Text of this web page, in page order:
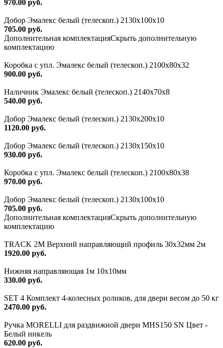
970.00 руб.
Добор Эмалекс белый (телескоп.) 2130х100х10
705.00 руб.
Дополнительная комплектацияСкрыть дополнительную
комплектацию
Коробка с упл. Эмалекс белый (телескоп.) 2100х80х32
900.00 руб.
Наличник Эмалекс белый (телескоп.) 2140x70x8
540.00 руб.
Добор Эмалекс белый (телескоп.) 2130х200х10
1120.00 руб.
Добор Эмалекс белый (телескоп.) 2130х150х10
930.00 руб.
Коробка с упл. Эмалекс белый (телескоп.) 2100х80х38
970.00 руб.
Добор Эмалекс белый (телескоп.) 2130х100х10
705.00 руб.
Дополнительная комплектацияСкрыть дополнительную
комплектацию
TRACK 2M Верхний направляющий профиль 30х32мм 2м
1920.00 руб.
Нижняя направляющая 1м 10х10мм
330.00 руб.
SET 4 Комплект 4-колесных роликов, для двери весом до 50 кг
2470.00 руб.
Ручка MORELLI для раздвижной двери MHS150 SN Цвет -
Белый никель
620.00 руб.